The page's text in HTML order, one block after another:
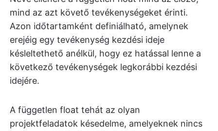
mind az azt követő tevékenységeket érinti.
Azon időtartamként definiálható, amelynek
erejéig egy tevékenység kezdési ideje
késleltethető anélkül, hogy ez hatással lenne a
következő tevékenységek legkorábbi kezdési
idejére.
A független float tehát az olyan
projektfeladatok késedelme, amelyeknek nincs